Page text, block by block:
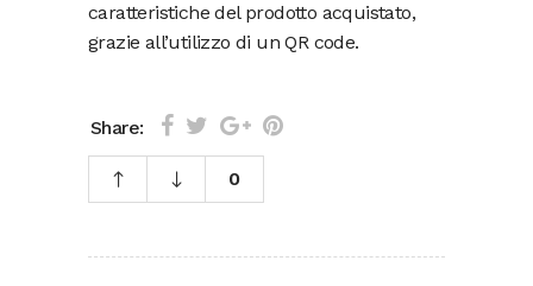
caratteristiche del prodotto acquistato,
grazie all’utilizzo di un QR code.
Share:
0